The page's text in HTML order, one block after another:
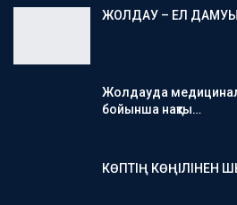
ЖОЛДАУ – ЕЛ
Жолдауда
бойынша нақты…
КӨПТІҢ КӨҢІЛІНЕН